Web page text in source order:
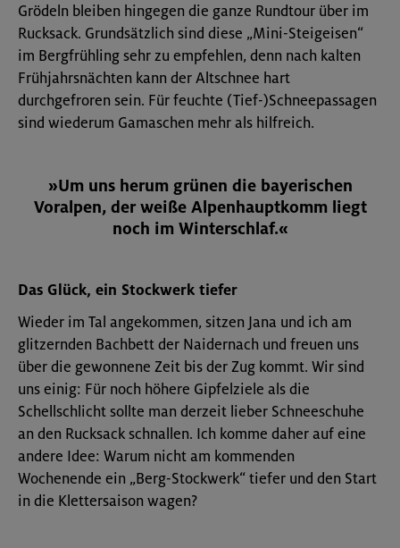
Grödeln bleiben hingegen die ganze Rundtour über im
Rucksack. Grundsätzlich sind diese „Mini-Steigeisen“
im Bergfrühling sehr zu empfehlen, denn nach kalten
Frühjahrsnächten kann der Altschnee hart
durchgefroren sein. Für feuchte (Tief-)Schneepassagen
sind wiederum Gamaschen mehr als hilfreich.
»Um uns herum grünen die bayerischen
Voralpen, der weiße Alpenhauptkomm liegt
noch im Winterschlaf.«
Das Glück, ein Stockwerk tiefer
Wieder im Tal angekommen, sitzen Jana und ich am
glitzernden Bachbett der Naidernach und freuen uns
über die gewonnene Zeit bis der Zug kommt. Wir sind
uns einig: Für noch höhere Gipfelziele als die
Schellschlicht sollte man derzeit lieber Schneeschuhe
an den Rucksack schnallen. Ich komme daher auf eine
andere Idee: Warum nicht am kommenden
Wochenende ein „Berg-Stockwerk“ tiefer und den Start
in die Klettersaison wagen?